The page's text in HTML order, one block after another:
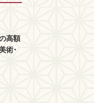
高額
術･